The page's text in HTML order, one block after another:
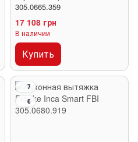
305.0665.359
17 108 грн
В наличии
Купить
7
6